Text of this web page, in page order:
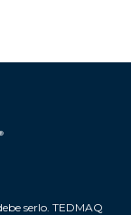
serlo. TEDMAQ